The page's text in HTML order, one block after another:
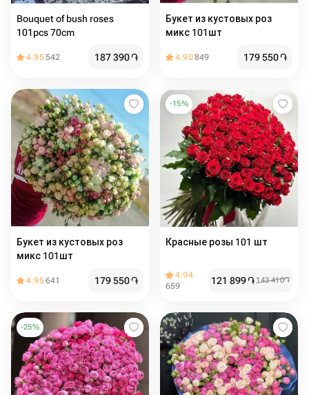
Bouquet of bush roses
101pcs 70cm
4.95542 187 390֏
Букет из кустовых роз
микс 101шт
4.90849 179 550֏
Букет из кустовых роз
микс 101шт
4.95641 179 550֏
-15%
Красные розы 101 шт
4.94
659
121 899֏ 143 410֏
-25%